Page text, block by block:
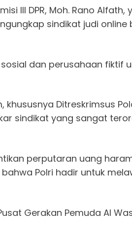
III DPR, Moh. Rano Alfath,
sindikat judi online
dan perusahaan fiktif
Ditreskrimsus
sindikat yang sangat
perputaran uang
Polri hadir untuk
Gerakan Pemuda Al